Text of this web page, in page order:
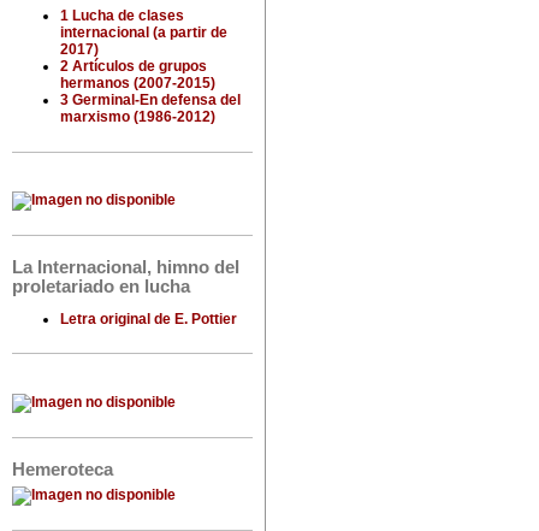
1 Lucha de clases
internacional (a partir de
2017)
2 Artículos de grupos
hermanos (2007-2015)
3 Germinal-En defensa del
marxismo (1986-2012)
La Internacional, himno del
proletariado en lucha
Letra original de E. Pottier
Hemeroteca